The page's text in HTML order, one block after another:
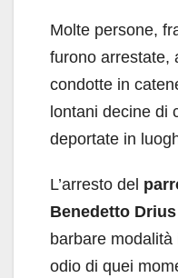
Molte persone,
furono arrestate,
condotte in
lontani decine di
deportate in
L’arresto del
Benedetto Drius
barbare
odio di quei